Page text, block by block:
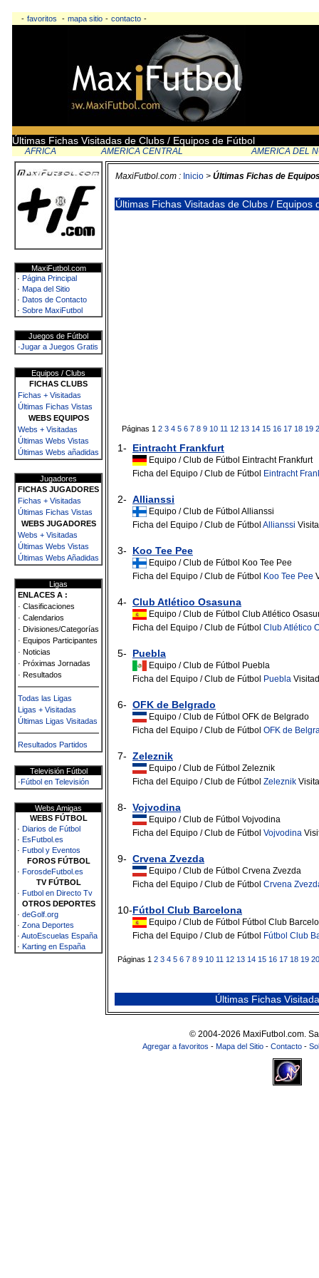
- favoritos - mapa sitio - contacto -
Últimas Fichas Visitadas de Clubs / Equipos de Fútbol
AFRICA AMERICA CENTRAL AMERICA DEL
MaxiFutbol.com
· Página Principal
· Mapa del Sitio
· Datos de Contacto
· Sobre MaxiFutbol
Juegos de Fútbol
·Jugar a Juegos Gratis
Equipos / Clubs
FICHAS CLUBS
Fichas + Visitadas
Últimas Fichas Vistas
WEBS EQUIPOS
Webs + Visitadas
Últimas Webs Vistas
Últimas Webs añadidas
Jugadores
FICHAS JUGADORES
Fichas + Visitadas
Últimas Fichas Vistas
WEBS JUGADORES
Webs + Visitadas
Últimas Webs Vistas
Últimas Webs Añadidas
Ligas
ENLACES A :
· Clasificaciones
· Calendarios
· Divisiones/Categorías
· Equipos Participantes
· Noticias
· Próximas Jornadas
· Resultados
Todas las Ligas
Ligas + Visitadas
Últimas Ligas Visitadas
Resultados Partidos
Televisión Fútbol
·Fútbol en Televisión
Webs Amigas
WEBS FÚTBOL
· Diarios de Fútbol
· EsFutbol.es
· Futbol y Eventos
FOROS FÚTBOL
· ForosdeFutbol.es
TV FÚTBOL
· Futbol en Directo Tv
OTROS DEPORTES
· deGolf.org
· Zona Deportes
· AutoEscuelas España
· Karting en España
MaxiFutbol.com : Inicio > Últimas Fichas de
Últimas Fichas Visitadas de Clubs / Equipos
Páginas 1 2 3 4 5 6 7 8 9 10 11 12 13 14 15 16 17 18 19
1- Eintracht Frankfurt
Equipo / Club de Fútbol Eintracht Frankfurt
Ficha del Equipo / Club de Fútbol Eintracht
2- Allianssi
Equipo / Club de Fútbol Allianssi
Ficha del Equipo / Club de Fútbol Allianssi
3- Koo Tee Pee
Equipo / Club de Fútbol Koo Tee Pee
Ficha del Equipo / Club de Fútbol Koo Tee Pee
4- Club Atlético Osasuna
Equipo / Club de Fútbol Club Atlético
Ficha del Equipo / Club de Fútbol Club Atlético
5- Puebla
Equipo / Club de Fútbol Puebla
Ficha del Equipo / Club de Fútbol Puebla
6- OFK de Belgrado
Equipo / Club de Fútbol OFK de Belgrado
Ficha del Equipo / Club de Fútbol OFK de
7- Zeleznik
Equipo / Club de Fútbol Zeleznik
Ficha del Equipo / Club de Fútbol Zeleznik
8- Vojvodina
Equipo / Club de Fútbol Vojvodina
Ficha del Equipo / Club de Fútbol Vojvodina
9- Crvena Zvezda
Equipo / Club de Fútbol Crvena Zvezda
Ficha del Equipo / Club de Fútbol Crvena
10-Fútbol Club Barcelona
Equipo / Club de Fútbol Fútbol Club
Ficha del Equipo / Club de Fútbol Fútbol Club
Páginas 1 2 3 4 5 6 7 8 9 10 11 12 13 14 15 16 17 18 19 20
Últimas Fichas
© 2004-2026 MaxiFutbol.com.
Agregar a favoritos - Mapa del Sitio - Contacto -